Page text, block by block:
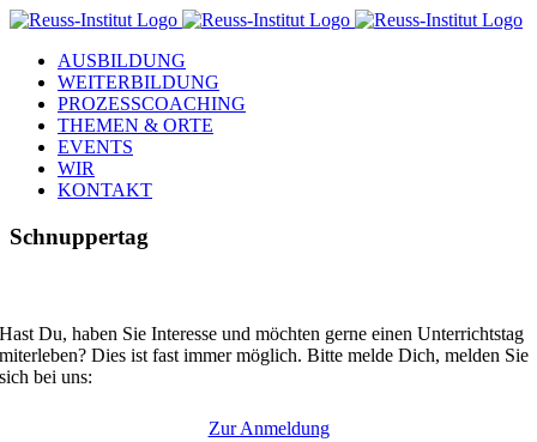
Skip
contentAUSBILDUNG
WEITERBILDUNG
PROZESSCOACHING
THEMEN & ORTE
EVENTS
WIR
KONTAKT
Schnuppertag
Hast Du, haben Sie Interesse und möchten gerne einen Unterrichtstag
miterleben? Dies ist fast immer möglich. Bitte melde Dich, melden Sie
sich bei uns:
Zur Anmeldung